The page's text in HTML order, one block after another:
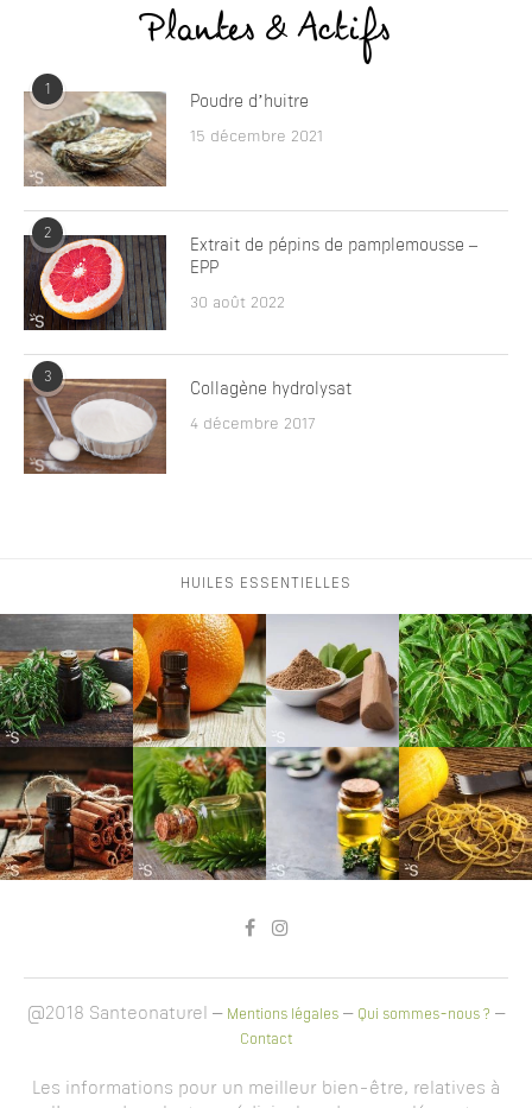
Plantes & Actifs
1
Poudre d’huitre
15 décembre 2021
2
Extrait de pépins de pamplemousse –
EPP
30 août 2022
3
Collagène hydrolysat
4 décembre 2017
HUILES ESSENTIELLES
@2018 Santeonaturel – Mentions légales – Qui sommes-nous ? –
Contact
Les informations pour un meilleur bien-être, relatives à